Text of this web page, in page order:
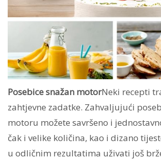
Posebice snažan motorNeki recepti
zahtjevne zadatke. Zahvaljujući
motoru možete savršeno i
čak i velike količina, kao i dizano
u odličnim rezultatima uživati još